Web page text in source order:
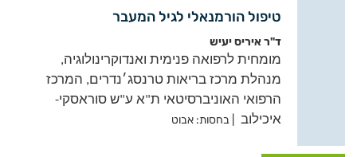
טיפול הורמנאלי לגיל המעבר
ד"ר איריס יעיש
מומחית לרפואה פנימית ואנדוקרינולוגיה,
מנהלת מרכז בריאות טרנסג׳נדרים, המרכז
הרפואי האוניברסיטאי ת"א ע"ש סוראסקי-
איכילוב
| בחסות: אבוט